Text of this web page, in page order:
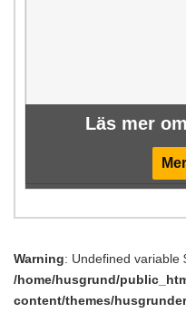
Läs mer
Warning: Undefined variable
/home/husgrund/
content/themes/